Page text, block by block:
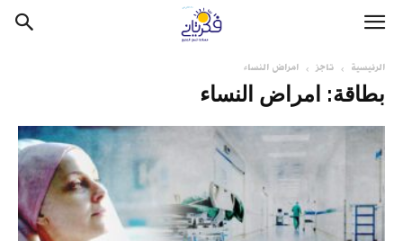
الرئيسية تاجز امراض النساء
بطاقة: امراض النساء